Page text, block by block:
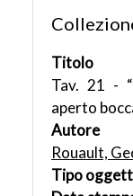
Titolo
Tav. 21 -
aperto
Autore
Rouault,
Tipo